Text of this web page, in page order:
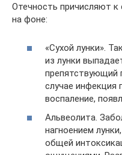
Отечность причисляют
на фоне:
«Сухой лунки».
из лунки
препятствующий
случае инфекция
воспаление,
Альвеолита.
нагноением
общей